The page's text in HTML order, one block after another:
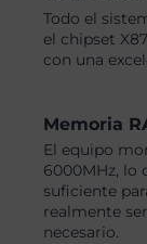
Todo el
el chipset
con una
Memoria
El equipo
6000MHz, lo
suficiente
realmente
necesario.